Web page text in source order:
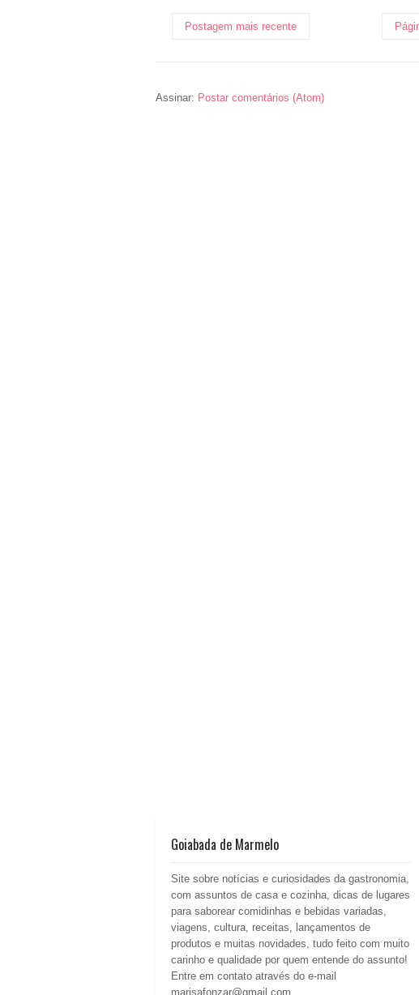
Postagem mais recente
Assinar: Postar comentários (Atom)
Goiabada de Marmelo
Site sobre notícias e curiosidades da gastronomia,
com assuntos de casa e cozinha, dicas de lugares
para saborear comidinhas e bebidas variadas,
viagens, cultura, receitas, lançamentos de
produtos e muitas novidades, tudo feito com muito
carinho e qualidade por quem entende do assunto!
Entre em contato através do e-mail
marisafonzar@gmail.com